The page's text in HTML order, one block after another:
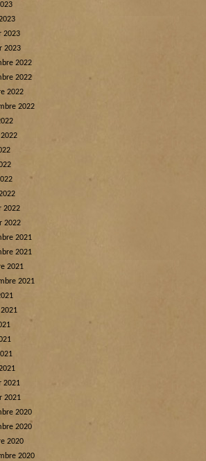
2023
2023
2022
2022
2022
2022
2022
2022
2021
2021
2021
2021
2021
2021
2020
2020
2020
2020